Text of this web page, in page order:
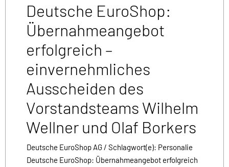
Deutsche EuroShop:
Übernahmeangebot
erfolgreich –
einvernehmliches
Ausscheiden des
Vorstandsteams Wilhelm
Wellner und Olaf Borkers
Deutsche EuroShop AG / Schlagwort(e): Personalie
Deutsche EuroShop: Übernahmeangebot erfolgreich